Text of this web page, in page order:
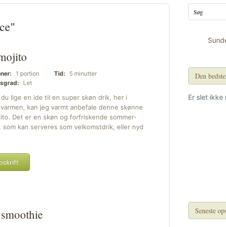
1 portion Tid:
5 minutter
Let
lige en ide til en super skøn drik, her i
kan jeg varmt anbefale denne skønne
Det er en skøn og forfriskende sommer-
som kan serveres som velkomstdrik, eller nyd
Den
Er slet ikke
Seneste